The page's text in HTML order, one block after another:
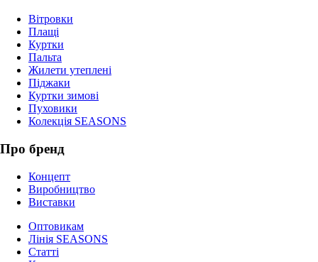
Вітровки
Плащі
Куртки
Пальта
Жилети утеплені
Піджаки
Куртки зимові
Пуховики
Колекція SEASONS
Про бренд
Концепт
Виробництво
Виставки
Оптовикам
Лінія SEASONS
Статті